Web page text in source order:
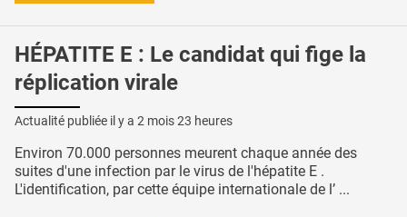
HÉPATITE E : Le candidat qui fige la
réplication virale
Actualité publiée il y a 2 mois 23 heures
Environ 70.000 personnes meurent chaque année des
suites d'une infection par le virus de l'hépatite E .
L'identification, par cette équipe internationale de l’ ...